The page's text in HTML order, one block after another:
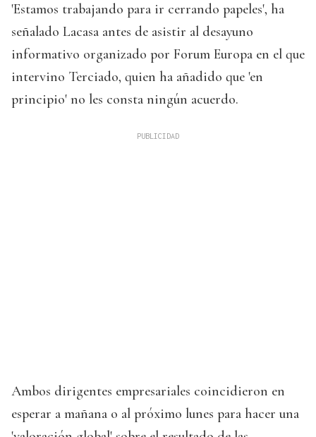
'Estamos trabajando para ir cerrando papeles', ha
señalado Lacasa antes de asistir al desayuno
informativo organizado por Forum Europa en el que
intervino Terciado, quien ha añadido que 'en
principio' no les consta ningún acuerdo.
Ambos dirigentes empresariales coincidieron en
esperar a mañana o al próximo lunes para hacer una